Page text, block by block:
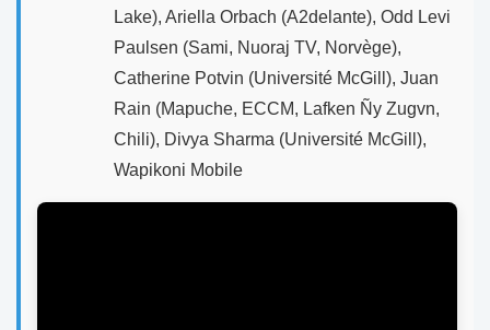
Lake), Ariella Orbach (A2delante), Odd Levi
Paulsen (Sami, Nuoraj TV, Norvège),
Catherine Potvin (Université McGill), Juan
Rain (Mapuche, ECCM, Lafken Ñy Zugvn,
Chili), Divya Sharma (Université McGill),
Wapikoni Mobile